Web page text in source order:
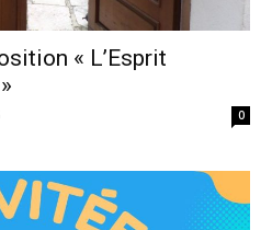
« L’Esprit
0